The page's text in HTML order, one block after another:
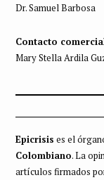
Dr. Samuel Barbosa
Contacto
Mary Stella Ardila
Epicrisis es el
Colombiano. La
artículos firmados